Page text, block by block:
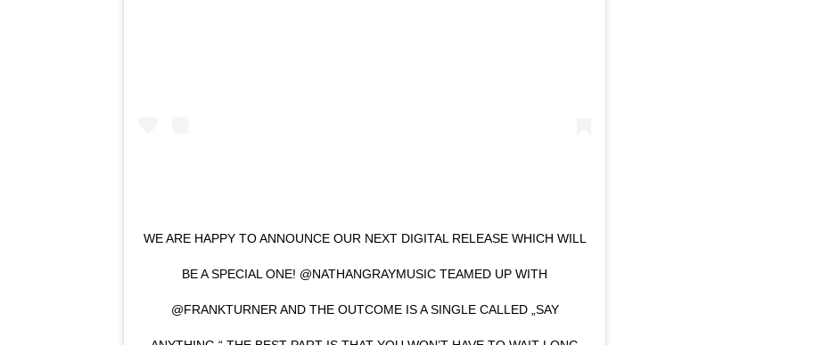
WE ARE HAPPY TO ANNOUNCE OUR NEXT DIGITAL RELEASE WHICH WILL
BE A SPECIAL ONE! @NATHANGRAYMUSIC TEAMED UP WITH
@FRANKTURNER AND THE OUTCOME IS A SINGLE CALLED „SAY